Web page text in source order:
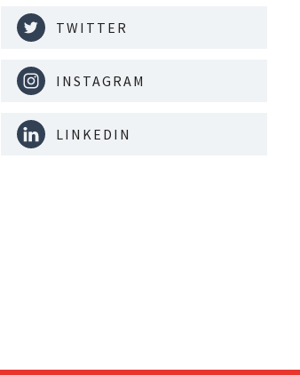
TWITTER
INSTAGRAM
LINKEDIN